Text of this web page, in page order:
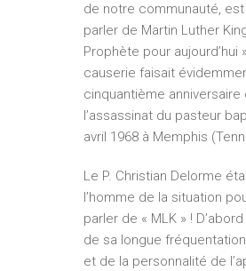
de notre communauté, est
parler de Martin Luther
Prophète pour aujourd’hui
causerie faisait
cinquantième anniversaire
l’assassinat du pasteur
avril 1968 à Memphis
Le P. Christian Delorme
l’homme de la situation
parler de « MLK » !
de sa longue
et de la personnalité de